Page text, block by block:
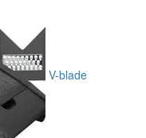
V-blade